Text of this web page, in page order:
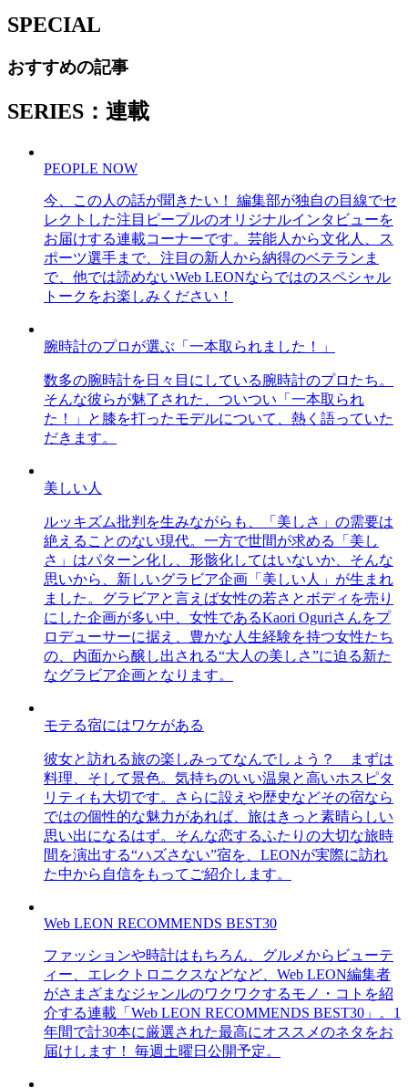
SPECIAL
おすすめの記事
SERIES：連載
PEOPLE NOW
今、この人の話が聞きたい！ 編集部が独自の目線でセ
レクトした注目ピープルのオリジナルインタビューを
お届けする連載コーナーです。芸能人から文化人、ス
ポーツ選手まで、注目の新人から納得のベテランま
で、他では読めないWeb LEONならではのスペシャル
トークをお楽しみください！
腕時計のプロが選ぶ「一本取られました！」
数多の腕時計を日々目にしている腕時計のプロたち。
そんな彼らが魅了された、ついつい「一本取られ
た！」と膝を打ったモデルについて、熱く語っていた
だきます。
美しい人
ルッキズム批判を生みながらも、「美しさ」の需要は
絶えることのない現代。一方で世間が求める「美し
さ」はパターン化し、形骸化してはいないか、そんな
思いから、新しいグラビア企画「美しい人」が生まれ
ました。グラビアと言えば女性の若さとボディを売り
にした企画が多い中、女性であるKaori Oguriさんをプ
ロデューサーに据え、豊かな人生経験を持つ女性たち
の、内面から醸し出される“大人の美しさ”に迫る新た
なグラビア企画となります。
モテる宿にはワケがある
彼女と訪れる旅の楽しみってなんでしょう？ まずは
料理、そして景色。気持ちのいい温泉と高いホスピタ
リティも大切です。さらに設えや歴史などその宿なら
ではの個性的な魅力があれば、旅はきっと素晴らしい
思い出になるはず。そんな恋するふたりの大切な旅時
間を演出する“ハズさない”宿を、LEONが実際に訪れ
た中から自信をもってご紹介します。
Web LEON RECOMMENDS BEST30
ファッションや時計はもちろん、グルメからビューテ
ィー、エレクトロニクスなどなど、Web LEON編集者
がさまざまなジャンルのワクワクするモノ・コトを紹
介する連載「Web LEON RECOMMENDS BEST30」。1
年間で計30本に厳選された最高にオススメのネタをお
届けします！ 毎週土曜日公開予定。